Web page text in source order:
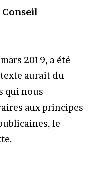
2019, a été
aurait du
qui nous
aux principes
le